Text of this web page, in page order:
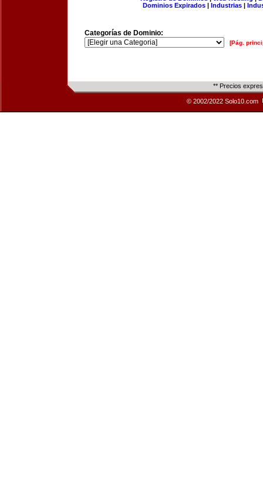
Dominios Expirados | Industrias |
Categorías de Dominio:
[Pág.
** Precios
© 2002/2022 Solo10.com